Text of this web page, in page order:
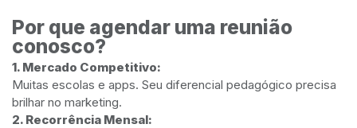
Por que agendar uma reunião
conosco?
1. Mercado Competitivo:
Muitas escolas e apps. Seu diferencial pedagógico precisa
brilhar no marketing.
2. Recorrência Mensal: